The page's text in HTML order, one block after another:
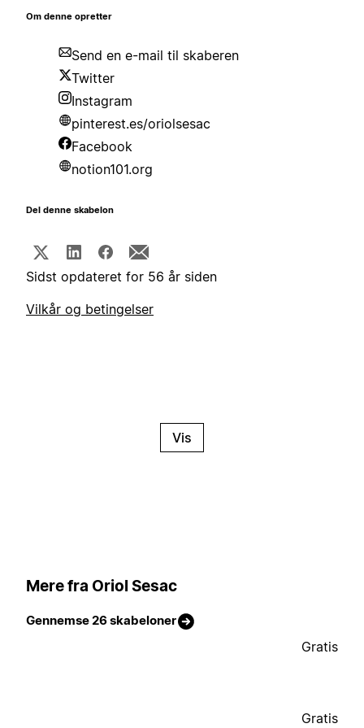
Om denne opretter
Send en e-mail til skaberen
Twitter
Instagram
pinterest.es/oriolsesac
Facebook
notion101.org
Del denne skabelon
Sidst opdateret for 56 år siden
Vilkår og betingelser
Vis
Mere fra Oriol Sesac
Gennemse 26 skabeloner
Gratis
Gratis